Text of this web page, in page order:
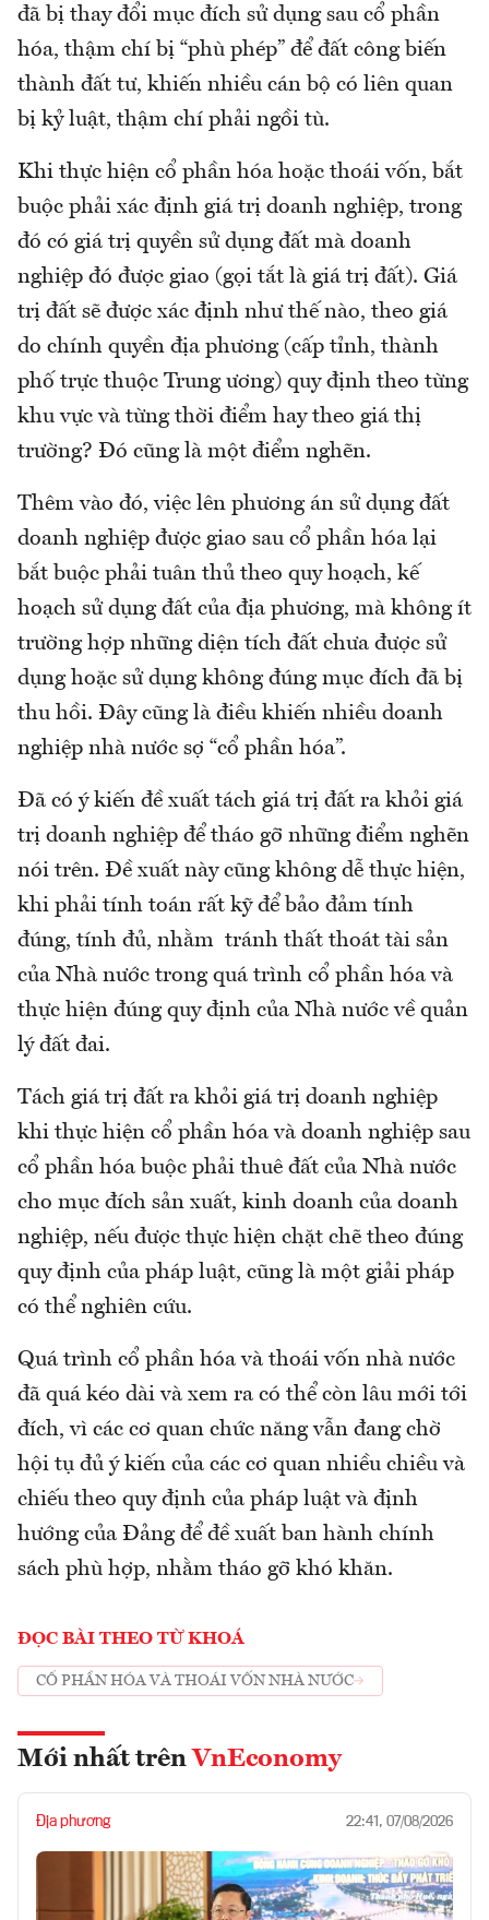
đã bị thay đổi mục đích sử dụng sau cổ phần
hóa, thậm chí bị “phù phép” để đất công biến
thành đất tư, khiến nhiều cán bộ có liên quan
bị kỷ luật, thậm chí phải ngồi tù.
Khi thực hiện cổ phần hóa hoặc thoái vốn, bắt
buộc phải xác định giá trị doanh nghiệp, trong
đó có giá trị quyền sử dụng đất mà doanh
nghiệp đó được giao (gọi tắt là giá trị đất). Giá
trị đất sẽ được xác định như thế nào, theo giá
do chính quyền địa phương (cấp tỉnh, thành
phố trực thuộc Trung ương) quy định theo từng
khu vực và từng thời điểm hay theo giá thị
trường? Đó cũng là một điểm nghẽn.
Thêm vào đó, việc lên phương án sử dụng đất
doanh nghiệp được giao sau cổ phần hóa lại
bắt buộc phải tuân thủ theo quy hoạch, kế
hoạch sử dụng đất của địa phương, mà không ít
trường hợp những diện tích đất chưa được sử
dụng hoặc sử dụng không đúng mục đích đã bị
thu hồi. Đây cũng là điều khiến nhiều doanh
nghiệp nhà nước sợ “cổ phần hóa”.
Đã có ý kiến đề xuất tách giá trị đất ra khỏi giá
trị doanh nghiệp để tháo gỡ những điểm nghẽn
nói trên. Đề xuất này cũng không dễ thực hiện,
khi phải tính toán rất kỹ để bảo đảm tính
đúng, tính đủ, nhằm tránh thất thoát tài sản
của Nhà nước trong quá trình cổ phần hóa và
thực hiện đúng quy định của Nhà nước về quản
lý đất đai.
Tách giá trị đất ra khỏi giá trị doanh nghiệp
khi thực hiện cổ phần hóa và doanh nghiệp sau
cổ phần hóa buộc phải thuê đất của Nhà nước
cho mục đích sản xuất, kinh doanh của doanh
nghiệp, nếu được thực hiện chặt chẽ theo đúng
quy định của pháp luật, cũng là một giải pháp
có thể nghiên cứu.
Quá trình cổ phần hóa và thoái vốn nhà nước
đã quá kéo dài và xem ra có thể còn lâu mới tới
đích, vì các cơ quan chức năng vẫn đang chờ
hội tụ đủ ý kiến của các cơ quan nhiều chiều và
chiếu theo quy định của pháp luật và định
hướng của Đảng để đề xuất ban hành chính
sách phù hợp, nhằm tháo gỡ khó khăn.
ĐỌC BÀI THEO TỪ KHOÁ
CỔ PHẦN HÓA VÀ THOÁI VỐN NHÀ NƯỚC
Mới nhất trên VnEconomy
Địa phương 22:41, 07/08/2026